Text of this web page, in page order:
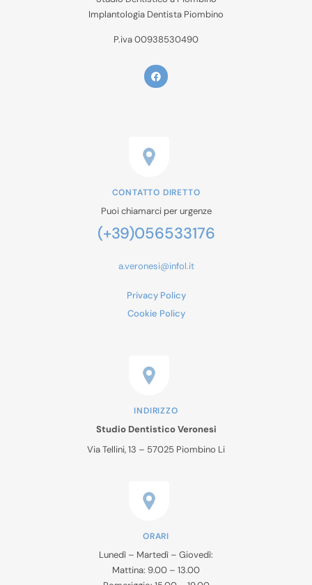
Implantologia Dentista Piombino
P.iva 00938530490
CONTATTO DIRETTO
Puoi chiamarci per urgenze
(+39)056533176
a.veronesi@infol.it
Privacy Policy
Cookie Policy
INDIRIZZO
Studio Dentistico Veronesi
Via Tellini, 13 – 57025 Piombino Li
ORARI
Lunedì – Martedì – Giovedì:
Mattina: 9.00 – 13.00